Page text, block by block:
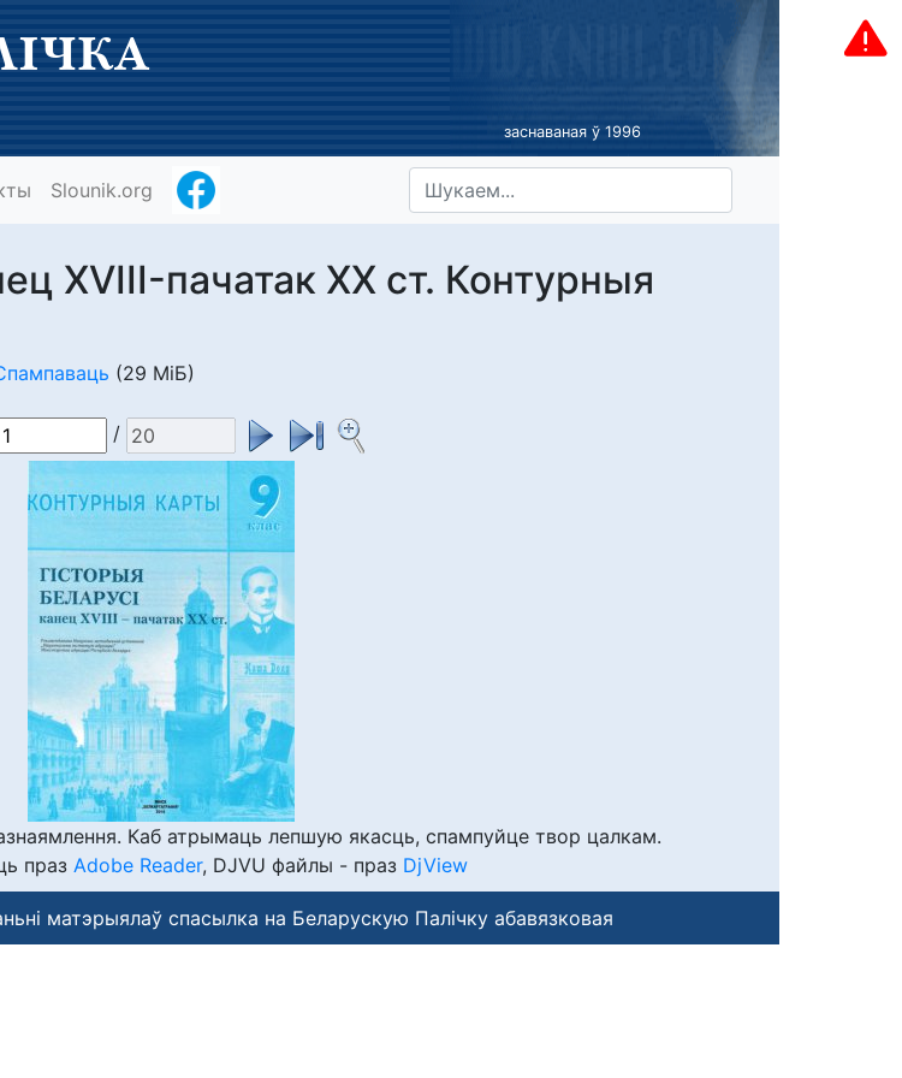
заснаваная ў 1996
Slounik.org
XVIII-пачатак XX ст. Контурныя
(29 МіБ)
/
Каб атрымаць лепшую якасць, спампуйце твор цалкам.
праз Adobe Reader, DJVU файлы - праз DjView
матэрыялаў спасылка на Беларускую Палічку абавязковая